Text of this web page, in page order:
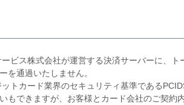
ビス株式会社が運営する決済サーバーに、
を通過いたしません。
トカード業界のセキュリティ基準である
できますが、お客様とカード会社のご契約